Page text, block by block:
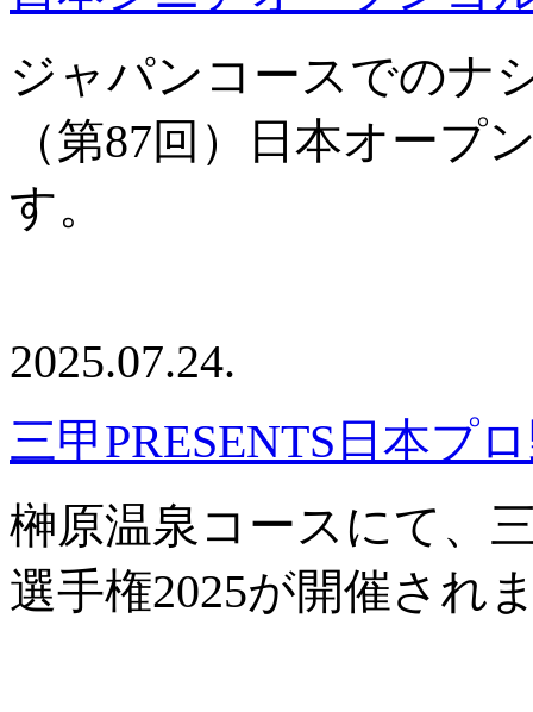
ジャパンコースでのナ
（第87回）日本オープ
す。
2025.07.24.
三甲PRESENTS日本プ
榊原温泉コースにて、
選手権2025が開催され